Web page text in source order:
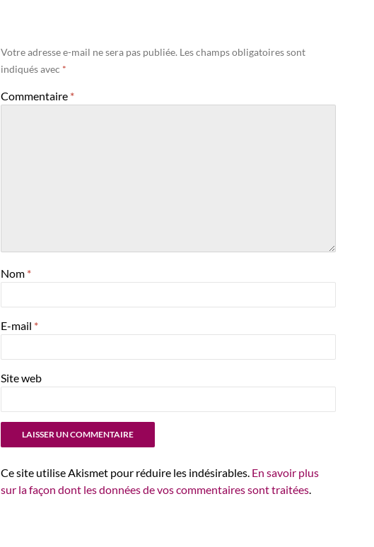
Votre adresse e-mail ne sera pas publiée. Les champs obligatoires sont
indiqués avec *
Commentaire *
Nom *
E-mail *
Site web
Ce site utilise Akismet pour réduire les indésirables. En savoir plus
sur la façon dont les données de vos commentaires sont traitées.